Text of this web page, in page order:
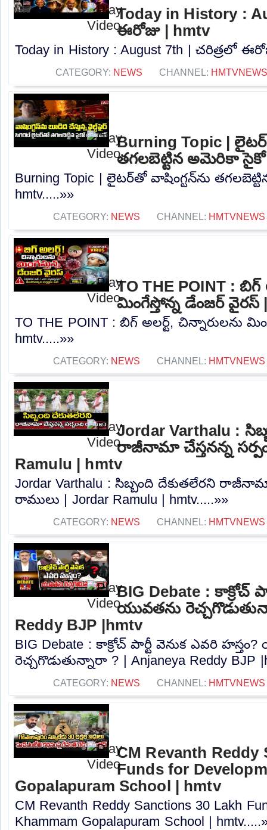
Today in History :
ఈరోజు | hmtv
Today in History : August 7th | చరిత్రలో
CATEGORY: NEWS CHANNEL: HMTVNEWS
Burning Topic |
తగలబెట్టిన అమెరికా సైకో
Burning Topic | లైటర్‌తో వాషింగ్టన్‌ను
hmtv.....»»
CATEGORY: NEWS CHANNEL: HMTVNEWS
TO THE POINT : బిగ్
మింగేస్తోన్న డేంజర్ వైరస్
TO THE POINT : బిగ్ అలర్ట్, చిన్నారులను
hmtv.....»»
CATEGORY: NEWS CHANNEL: HMTVNEWS
Jordar Varthalu :
రాజీనామా చేస్తనన్న
Ramulu | hmtv
Jordar Varthalu : సిబ్బంది దేకుతలేరని
రాములు | Jordar Ramulu | hmtv.....»»
CATEGORY: NEWS CHANNEL: HMTVNEWS
BIG Debate : కాక్రోచ్
యువతను
Reddy BJP |hmtv
BIG Debate : కాక్రోచ్ పార్టీ వెనుక ఎవరి
రెచ్చగొడుతున్నారా ? | Anjaneya Reddy BJP
CATEGORY: NEWS CHANNEL: HMTVNEWS
CM Revanth Reddy
Funds for
Gopalapuram School | hmtv
CM Revanth Reddy Sanctions 30 Lakh
Khammam Gopalapuram School |